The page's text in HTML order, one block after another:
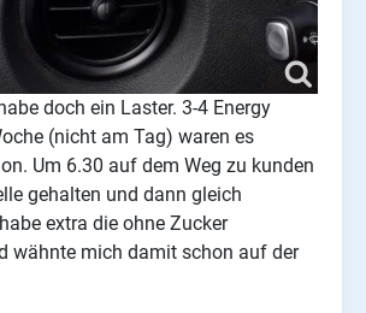
doch ein Laster. 3-4 Energy
(nicht am Tag) waren es
Um 6.30 auf dem Weg zu kunden
gehalten und dann gleich
extra die ohne Zucker
wähnte mich damit schon auf der